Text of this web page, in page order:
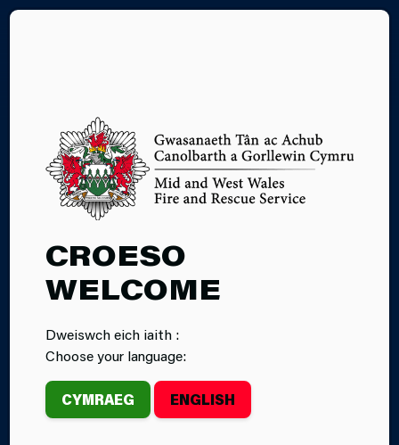
CROESO
WELCOME
Dweiswch eich iaith :
Choose your language:
CYMRAEG ENGLISH
06.01.2025
DIGWYDDIAD:
ACHUB O DDŴR
YN Y FENNI
Ddydd Llun, Ionawr 6ed, cafodd criw Gwasanaeth